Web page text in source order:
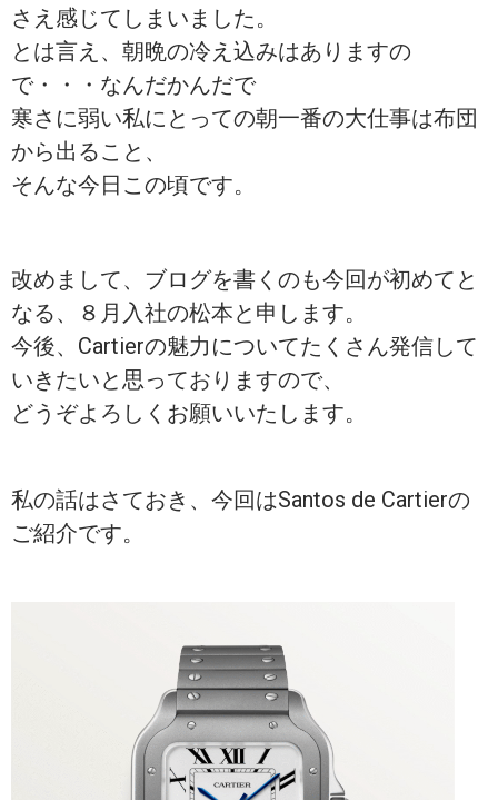
さえ感じてしまいました。
とは言え、朝晩の冷え込みはありますの
で・・・なんだかんだで
寒さに弱い私にとっての朝一番の大仕事は布団
から出ること、
そんな今日この頃です。
改めまして、ブログを書くのも今回が初めてと
なる、８月入社の松本と申します。
今後、Cartierの魅力についてたくさん発信して
いきたいと思っておりますので、
どうぞよろしくお願いいたします。
私の話はさておき、今回はSantos de Cartierの
ご紹介です。